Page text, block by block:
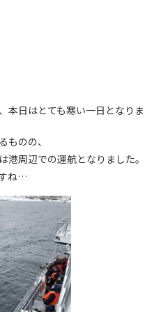
本日はとても寒い一日となり
ものの、
周辺での運航となりました。
ね…